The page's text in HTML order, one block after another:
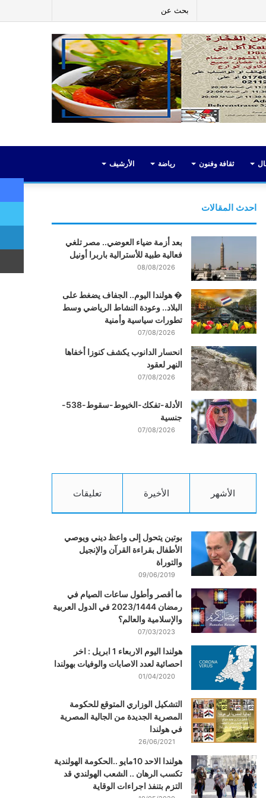
عن
إضافة
عمود
جانبي
ثقافة وفنون رياضة الأرشيف
احدث المقالات
بعد أزمة ضياء العوضي.. مصر تلغي
فعالية طبية للأسترالية باربرا أونيل
08/08/2026
� هولندا اليوم.. الجفاف يضغط على
البلاد.. وعودة النشاط الرياضي وسط
تطورات سياسية وأمنية
07/08/2026
انحسار الدانوب يكشف كنوزا أخفاها
النهر لعقود
07/08/2026
الأدلة-تفكك-الخيوط-سقوط-538-
جنسية
07/08/2026
الأشهر الأخيرة تعليقات
بوتين يتحول إلى واعظ ديني ويوصي
الأطفال بقراءة القرآن والإنجيل
والتوراة
09/06/2019
ما أقصر وأطول ساعات الصيام في
رمضان 2023/1444 في الدول العربية
والإسلامية والعالم؟
07/03/2023
هولندا اليوم الاربعاء 1 ابريل : اخر
احصائية لعدد الاصابات والوفيات بهولندا
01/04/2020
التشكيل الوزاري المتوقع للحكومة
المصرية الجديدة من الجالية المصرية
في هولندا
26/06/2021
هولندا الاحد 10مايو ..الحكومة الهولندية
تكسب الرهان .. الشعب الهولندي قد
التزم بتنفذ اجراءات الوقاية